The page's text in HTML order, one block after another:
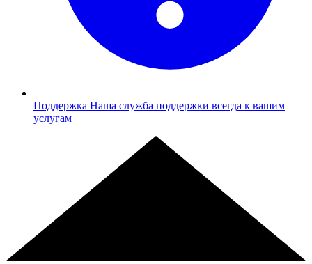
Поддержка Наша служба поддержки всегда к вашим
услугам